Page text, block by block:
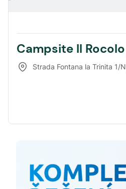
Campsite Il Rocolo
Strada Fontana la Trinita 1/N